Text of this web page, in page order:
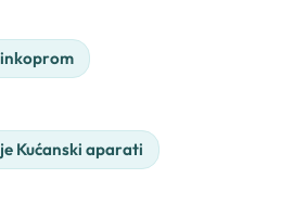
Kućanski aparati